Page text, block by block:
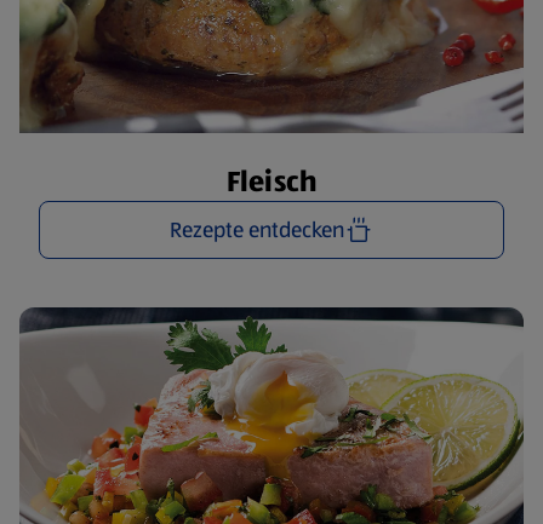
Fleisch
Rezepte entdecken